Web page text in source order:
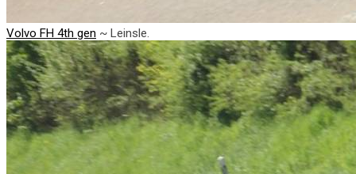
Volvo FH 4th gen ~ Leinsle.